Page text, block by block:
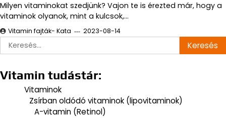
Milyen vitaminokat szedjünk? Vajon te is érezted már, hogy a
vitaminok olyanok, mint a kulcsok,…
Vitamin fajták- Kata 2023-08-14
Keresés:
Vitamin tudástár:
Vitaminok
Zsírban oldódó vitaminok (lipovitaminok)
A-vitamin (Retinol)